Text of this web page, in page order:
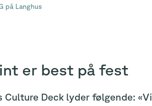
på Langhus
er best på fest
Deck lyder følgende: